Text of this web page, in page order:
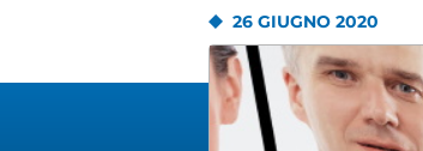
26 GIUGNO 2020